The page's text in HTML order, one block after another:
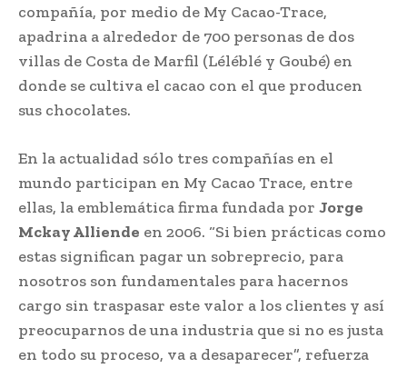
compañía, por medio de My Cacao-Trace,
apadrina a alrededor de 700 personas de dos
villas de Costa de Marfil (Léléblé y Goubé) en
donde se cultiva el cacao con el que producen
sus chocolates.
En la actualidad sólo tres compañías en el
mundo participan en My Cacao Trace, entre
ellas, la emblemática firma fundada por Jorge
Mckay Alliende en 2006. “Si bien prácticas como
estas significan pagar un sobreprecio, para
nosotros son fundamentales para hacernos
cargo sin traspasar este valor a los clientes y así
preocuparnos de una industria que si no es justa
en todo su proceso, va a desaparecer”, refuerza